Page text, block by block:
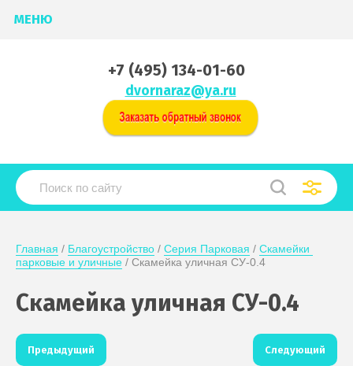
МЕНЮ
+7 (495) 134-01-60
dvornaraz@ya.ru
Главная / Благоустройство / Серия Парковая / Скамейки
парковые и уличные / Скамейка уличная СУ-0.4
Скамейка уличная СУ-0.4
Предыдущий Следующий